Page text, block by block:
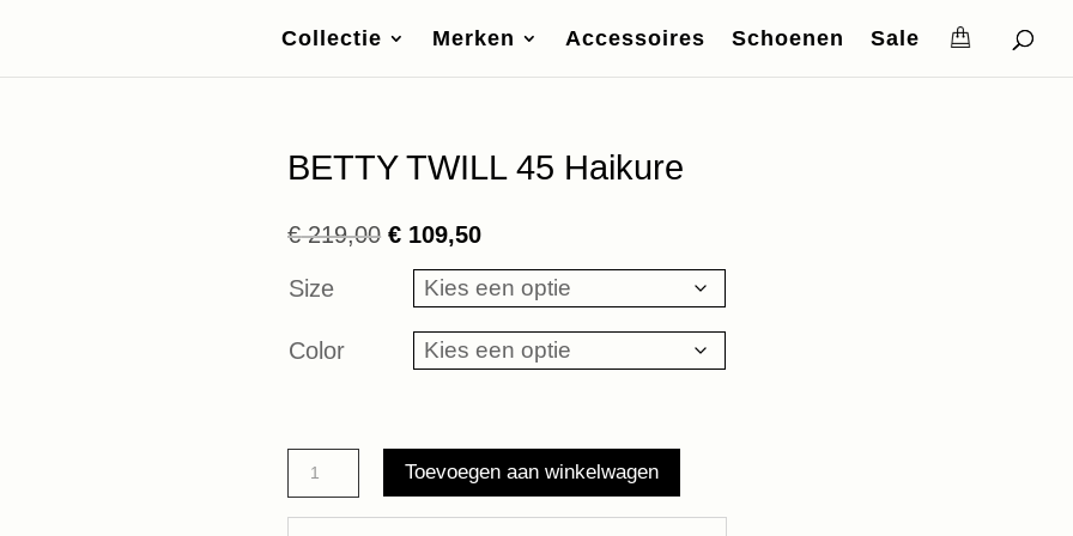
Collectie Merken Accessoires Schoenen Sale
BETTY TWILL 45 Haikure
€219,00 Oorspronkelijke
prijs
was:
€ 109,50Huidige
prijs
is:
Size
Color
BETTY
TWILL
45
Toevoegen aan winkelwagen